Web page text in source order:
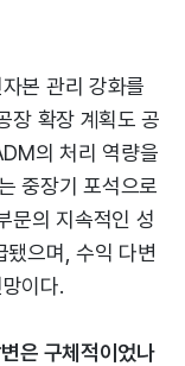
본 관리 강화를
장 확장 계획도 공
의 처리 역량을
중장기 포석으로
문의 지속적인 성
됐으며, 수익 다변
이다.
은 구체적이었나